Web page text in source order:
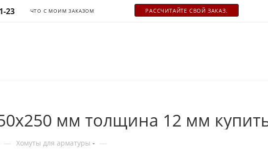
23 ЧТО С МОИМ ЗАКАЗОМ РАСCЧИТАЙТЕ СВОЙ ЗАКАЗ.
мм толщина 12 мм
— Хомуты для арматуры —